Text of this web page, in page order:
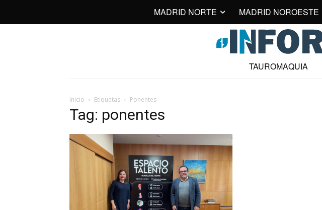
MADRID NORTE MADRID NOROESTE
TAUROMAQUIA
Inicio Etiquetas Ponentes
Tag: ponentes